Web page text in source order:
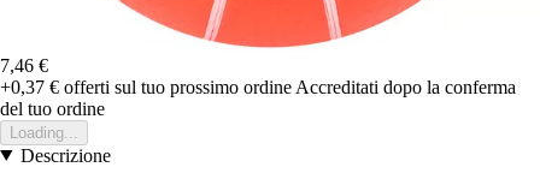
7,46 €
+0,37 € offerti sul tuo prossimo ordine Accreditati dopo la conferma
del tuo ordine
Loading...
Descrizione